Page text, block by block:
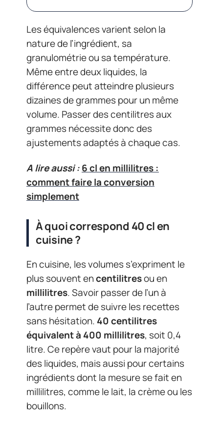
Les équivalences varient selon la
nature de l’ingrédient, sa
granulométrie ou sa température.
Même entre deux liquides, la
différence peut atteindre plusieurs
dizaines de grammes pour un même
volume. Passer des centilitres aux
grammes nécessite donc des
ajustements adaptés à chaque cas.
A lire aussi :6 cl en millilitres :
comment faire la conversion
simplement
À quoi correspond 40 cl en
cuisine ?
En cuisine, les volumes s’expriment le
plus souvent encentilitresou en
millilitres. Savoir passer de l’un à
l’autre permet de suivre les recettes
sans hésitation. 40 centilitres
équivalent à 400 millilitres, soit 0,4
litre. Ce repère vaut pour la majorité
des liquides, mais aussi pour certains
ingrédients dont la mesure se fait en
millilitres, comme le lait, la crème ou les
bouillons.